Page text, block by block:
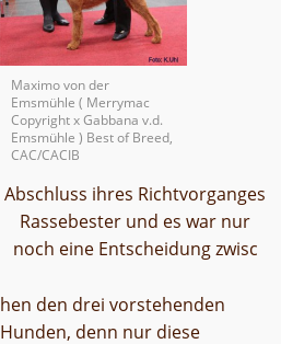
Maximo von der
Emsmühle ( Merrymac
Copyright x Gabbana v.d.
Emsmühle ) Best of Breed,
CAC/CACIB
Abschluss ihres Richtvorganges
Rassebester und es war nur
noch eine Entscheidung zwisc
hen den drei vorstehenden
Hunden, denn nur diese